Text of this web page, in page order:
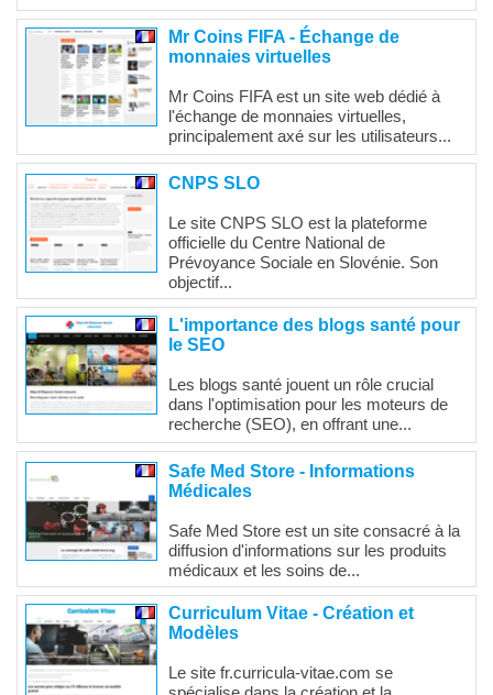
Mr Coins FIFA - Échange de
monnaies virtuelles
Mr Coins FIFA est un site web dédié à
l'échange de monnaies virtuelles,
principalement axé sur les utilisateurs...
CNPS SLO
Le site CNPS SLO est la plateforme
officielle du Centre National de
Prévoyance Sociale en Slovénie. Son
objectif...
L'importance des blogs santé pour
le SEO
Les blogs santé jouent un rôle crucial
dans l'optimisation pour les moteurs de
recherche (SEO), en offrant une...
Safe Med Store - Informations
Médicales
Safe Med Store est un site consacré à la
diffusion d'informations sur les produits
médicaux et les soins de...
Curriculum Vitae - Création et
Modèles
Le site fr.curricula-vitae.com se